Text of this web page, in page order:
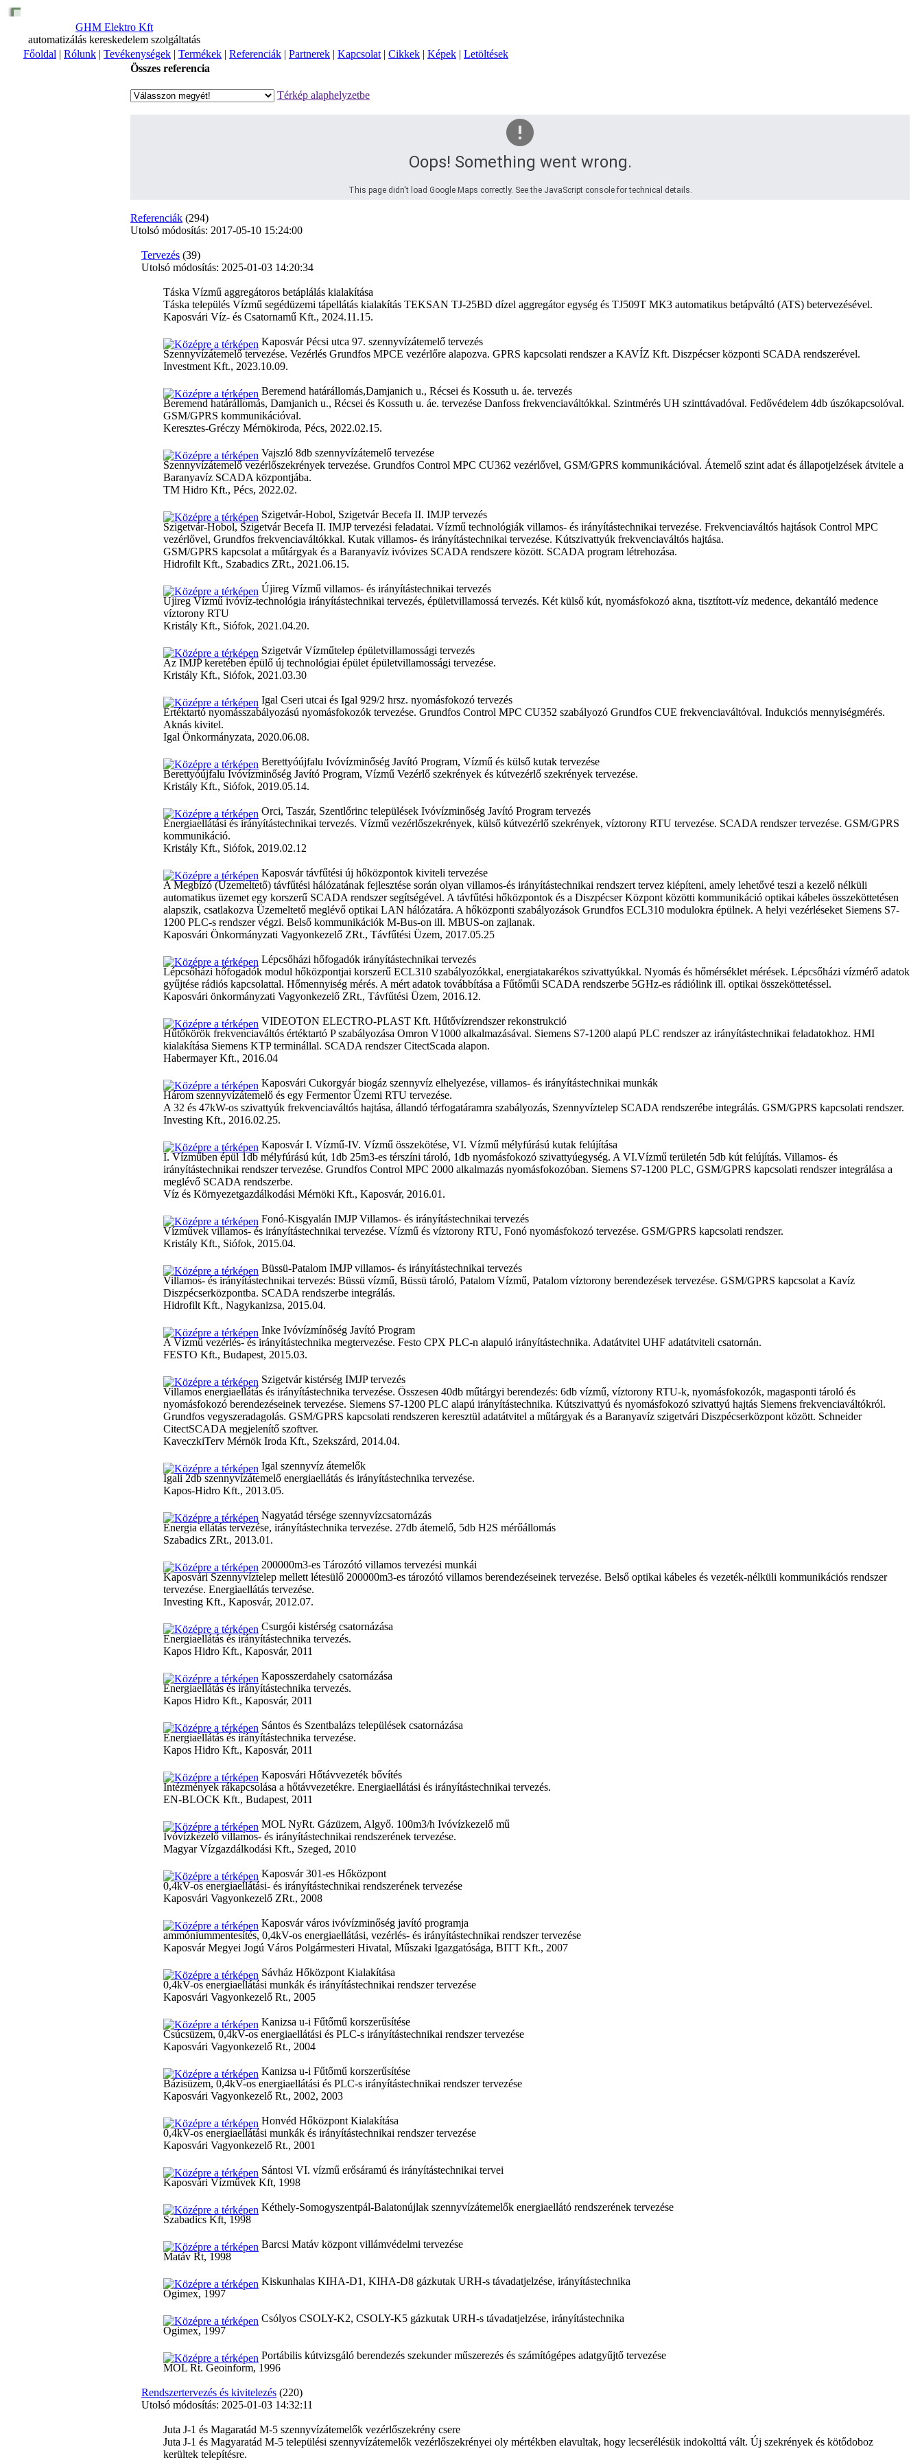
GHM Elektro Kft
automatizálás kereskedelem szolgáltatás
Főoldal | Rólunk | Tevékenységek | Termékek | Referenciák | Partnerek | Kapcsolat | Cikkek | Képek | Letöltések
Összes referencia
Térkép alaphelyzetbe
Oops! Something went wrong.
This page didn't load Google Maps correctly. See the JavaScript console for technical details.
Referenciák (294)
Utolsó módosítás: 2017-05-10 15:24:00
Tervezés (39)
Utolsó módosítás: 2025-01-03 14:20:34
Táska Vízmű aggregátoros betáplálás kialakítása
Táska település Vízmű segédüzemi tápellátás kialakítás TEKSAN TJ-25BD dízel aggregátor egység és TJ509T MK3 automatikus betápváltó (ATS) betervezésével.
Kaposvári Víz- és Csatornamű Kft., 2024.11.15.
Kaposvár Pécsi utca 97. szennyvízátemelő tervezés
Szennyvízátemelő tervezése. Vezérlés Grundfos MPCE vezérlőre alapozva. GPRS kapcsolati rendszer a KAVÍZ Kft. Diszpécser központi SCADA rendszerével.
Investment Kft., 2023.10.09.
Beremend határállomás,Damjanich u., Récsei és Kossuth u. áe. tervezés
Beremend határállomás, Damjanich u., Récsei és Kossuth u. áe. tervezése Danfoss frekvenciaváltókkal. Szintmérés UH szinttávadóval. Fedővédelem 4db úszókapcsolóval.
GSM/GPRS kommunikációval.
Keresztes-Gréczy Mérnökiroda, Pécs, 2022.02.15.
Vajszló 8db szennyvízátemelő tervezése
Szennyvízátemelő vezérlőszekrények tervezése. Grundfos Control MPC CU362 vezérlővel, GSM/GPRS kommunikációval. Átemelő szint adat és állapotjelzések átvitele a
Baranyavíz SCADA központjába.
TM Hidro Kft., Pécs, 2022.02.
Szigetvár-Hobol, Szigetvár Becefa II. IMJP tervezés
Szigetvár-Hobol, Szigetvár Becefa II. IMJP tervezési feladatai. Vízmű technológiák villamos- és irányítástechnikai tervezése. Frekvenciaváltós hajtások Control MPC
vezérlővel, Grundfos frekvenciaváltókkal. Kutak villamos- és irányítástechnikai tervezése. Kútszivattyúk frekvenciaváltós hajtása.
GSM/GPRS kapcsolat a műtárgyak és a Baranyavíz ivóvizes SCADA rendszere között. SCADA program létrehozása.
Hidrofilt Kft., Szabadics ZRt., 2021.06.15.
Újireg Vízmű villamos- és irányítástechnikai tervezés
Újireg Vízmű ivóvíz-technológia irányítástechnikai tervezés, épületvillamossá tervezés. Két külső kút, nyomásfokozó akna, tisztított-víz medence, dekantáló medence
víztorony RTU
Kristály Kft., Siófok, 2021.04.20.
Szigetvár Vízműtelep épületvillamossági tervezés
Az IMJP keretében épülő új technológiai épület épületvillamossági tervezése.
Kristály Kft., Siófok, 2021.03.30
Igal Cseri utcai és Igal 929/2 hrsz. nyomásfokozó tervezés
Értéktartó nyomásszabályozású nyomásfokozók tervezése. Grundfos Control MPC CU352 szabályozó Grundfos CUE frekvenciaváltóval. Indukciós mennyiségmérés.
Aknás kivitel.
Igal Önkormányzata, 2020.06.08.
Berettyóújfalu Ivóvízminőség Javító Program, Vízmű és külső kutak tervezése
Berettyóújfalu Ivóvízminőség Javító Program, Vízmű Vezérlő szekrények és kútvezérlő szekrények tervezése.
Kristály Kft., Siófok, 2019.05.14.
Orci, Taszár, Szentlőrinc települések Ivóvízminőség Javító Program tervezés
Energiaellátási és irányítástechnikai tervezés. Vízmű vezérlőszekrények, külső kútvezérlő szekrények, víztorony RTU tervezése. SCADA rendszer tervezése. GSM/GPRS
kommunikáció.
Kristály Kft., Siófok, 2019.02.12
Kaposvár távfűtési új hőközpontok kiviteli tervezése
A Megbízó (Üzemeltető) távfűtési hálózatának fejlesztése során olyan villamos-és irányítástechnikai rendszert tervez kiépíteni, amely lehetővé teszi a kezelő nélküli
automatikus üzemet egy korszerű SCADA rendszer segítségével. A távfűtési hőközpontok és a Diszpécser Központ közötti kommunikáció optikai kábeles összeköttetésen
alapszik, csatlakozva Üzemeltető meglévő optikai LAN hálózatára. A hőközponti szabályozások Grundfos ECL310 modulokra épülnek. A helyi vezérléseket Siemens S7-
1200 PLC-s rendszer végzi. Belső kommunikációk M-Bus-on ill. MBUS-on zajlanak.
Kaposvári Önkormányzati Vagyonkezelő ZRt., Távfűtési Üzem, 2017.05.25
Lépcsőházi hőfogadók irányítástechnikai tervezés
Lépcsőházi hőfogadók modul hőközpontjai korszerű ECL310 szabályozókkal, energiatakarékos szivattyúkkal. Nyomás és hőmérséklet mérések. Lépcsőházi vízmérő adatok
gyűjtése rádiós kapcsolattal. Hőmennyiség mérés. A mért adatok továbbítása a Fűtőműi SCADA rendszerbe 5GHz-es rádiólink ill. optikai összeköttetéssel.
Kaposvári önkormányzati Vagyonkezelő ZRt., Távfűtési Üzem, 2016.12.
VIDEOTON ELECTRO-PLAST Kft. Hűtővízrendszer rekonstrukció
Hűtőkörök frekvenciaváltós értéktartó P szabályozása Omron V1000 alkalmazásával. Siemens S7-1200 alapú PLC rendszer az irányítástechnikai feladatokhoz. HMI
kialakítása Siemens KTP terminállal. SCADA rendszer CitectScada alapon.
Habermayer Kft., 2016.04
Kaposvári Cukorgyár biogáz szennyvíz elhelyezése, villamos- és irányítástechnikai munkák
Három szennyvízátemelő és egy Fermentor Üzemi RTU tervezése.
A 32 és 47kW-os szivattyúk frekvenciaváltós hajtása, állandó térfogatáramra szabályozás, Szennyvíztelep SCADA rendszerébe integrálás. GSM/GPRS kapcsolati rendszer.
Investing Kft., 2016.02.25.
Kaposvár I. Vízmű-IV. Vízmű összekötése, VI. Vízmű mélyfúrású kutak felújítása
I. Vízműben épül 1db mélyfúrású kút, 1db 25m3-es térszíni tároló, 1db nyomásfokozó szivattyúegység. A VI.Vízmű területén 5db kút felújítás. Villamos- és
irányítástechnikai rendszer tervezése. Grundfos Control MPC 2000 alkalmazás nyomásfokozóban. Siemens S7-1200 PLC, GSM/GPRS kapcsolati rendszer integrálása a
meglévő SCADA rendszerbe.
Víz és Környezetgazdálkodási Mérnöki Kft., Kaposvár, 2016.01.
Fonó-Kisgyalán IMJP Villamos- és irányítástechnikai tervezés
Vízművek villamos- és irányítástechnikai tervezése. Vízmű és víztorony RTU, Fonó nyomásfokozó tervezése. GSM/GPRS kapcsolati rendszer.
Kristály Kft., Siófok, 2015.04.
Büssü-Patalom IMJP villamos- és irányítástechnikai tervezés
Villamos- és irányítástechnikai tervezés: Büssü vízmű, Büssü tároló, Patalom Vízmű, Patalom víztorony berendezések tervezése. GSM/GPRS kapcsolat a Kavíz
Diszpécserközpontba. SCADA rendszerbe integrálás.
Hidrofilt Kft., Nagykanizsa, 2015.04.
Inke Ivóvízmínőség Javító Program
A Vízmű vezérlés- és irányítástechnika megtervezése. Festo CPX PLC-n alapuló irányítástechnika. Adatátvitel UHF adatátviteli csatornán.
FESTO Kft., Budapest, 2015.03.
Szigetvár kistérség IMJP tervezés
Villamos energiaellátás és irányítástechnika tervezése. Összesen 40db műtárgyi berendezés: 6db vízmű, víztorony RTU-k, nyomásfokozók, magasponti tároló és
nyomásfokozó berendezéseinek tervezése. Siemens S7-1200 PLC alapú irányítástechnika. Kútszivattyú és nyomásfokozó szivattyú hajtás Siemens frekvenciaváltókról.
Grundfos vegyszeradagolás. GSM/GPRS kapcsolati rendszeren keresztül adatátvitel a műtárgyak és a Baranyavíz szigetvári Diszpécserközpont között. Schneider
CitectSCADA megjelenítő szoftver.
KaveczkiTerv Mérnök Iroda Kft., Szekszárd, 2014.04.
Igal szennyvíz átemelők
Igali 2db szennyvízátemelő energiaellátás és irányítástechnika tervezése.
Kapos-Hidro Kft., 2013.05.
Nagyatád térsége szennyvízcsatornázás
Energia ellátás tervezése, irányítástechnika tervezése. 27db átemelő, 5db H2S mérőállomás
Szabadics ZRt., 2013.01.
200000m3-es Tározótó villamos tervezési munkái
Kaposvári Szennyvíztelep mellett létesülő 200000m3-es tározótó villamos berendezéseinek tervezése. Belső optikai kábeles és vezeték-nélküli kommunikációs rendszer
tervezése. Energiaellátás tervezése.
Investing Kft., Kaposvár, 2012.07.
Csurgói kistérség csatornázása
Energiaellátás és irányítástechnika tervezés.
Kapos Hidro Kft., Kaposvár, 2011
Kaposszerdahely csatornázása
Energiaellátás és irányítástechnika tervezés.
Kapos Hidro Kft., Kaposvár, 2011
Sántos és Szentbalázs települések csatornázása
Energiaellátás és irányítástechnika tervezése.
Kapos Hidro Kft., Kaposvár, 2011
Kaposvári Hőtávvezeték bővítés
Intézmények rákapcsolása a hőtávvezetékre. Energiaellátási és irányítástechnikai tervezés.
EN-BLOCK Kft., Budapest, 2011
MOL NyRt. Gázüzem, Algyő. 100m3/h Ivóvízkezelő mű
Ivóvízkezelő villamos- és irányítástechnikai rendszerének tervezése.
Magyar Vízgazdálkodási Kft., Szeged, 2010
Kaposvár 301-es Hőközpont
0,4kV-os energiaellátási- és irányítástechnikai rendszerének tervezése
Kaposvári Vagyonkezelő ZRt., 2008
Kaposvár város ivóvízminőség javító programja
ammóniummentesítés, 0,4kV-os energiaellátási, vezérlés- és irányítástechnikai rendszer tervezése
Kaposvár Megyei Jogú Város Polgármesteri Hivatal, Műszaki Igazgatósága, BITT Kft., 2007
Sávház Hőközpont Kialakítása
0,4kV-os energiaellátási munkák és irányítástechnikai rendszer tervezése
Kaposvári Vagyonkezelő Rt., 2005
Kanizsa u-i Fűtőmű korszerűsítése
Csúcsüzem, 0,4kV-os energiaellátási és PLC-s irányítástechnikai rendszer tervezése
Kaposvári Vagyonkezelő Rt., 2004
Kanizsa u-i Fűtőmű korszerűsítése
Bázisüzem, 0,4kV-os energiaellátási és PLC-s irányítástechnikai rendszer tervezése
Kaposvári Vagyonkezelő Rt., 2002, 2003
Honvéd Hőközpont Kialakítása
0,4kV-os energiaellátási munkák és irányítástechnikai rendszer tervezése
Kaposvári Vagyonkezelő Rt., 2001
Sántosi VI. vízmű erősáramú és irányítástechnikai tervei
Kaposvári Vízművek Kft, 1998
Kéthely-Somogyszentpál-Balatonújlak szennyvízátemelők energiaellátó rendszerének tervezése
Szabadics Kft, 1998
Barcsi Matáv központ villámvédelmi tervezése
Matáv Rt, 1998
Kiskunhalas KIHA-D1, KIHA-D8 gázkutak URH-s távadatjelzése, irányítástechnika
Ogimex, 1997
Csólyos CSOLY-K2, CSOLY-K5 gázkutak URH-s távadatjelzése, irányítástechnika
Ogimex, 1997
Portábilis kútvizsgáló berendezés szekunder műszerezés és számítógépes adatgyűjtő tervezése
MOL Rt. Geoinform, 1996
Rendszertervezés és kivitelezés (220)
Utolsó módosítás: 2025-01-03 14:32:11
Juta J-1 és Magaratád M-5 szennyvízátemelők vezérlőszekrény csere
Juta J-1 és Magyaratád M-5 települési szennyvízátemelők vezérlőszekrényei oly mértékben elavultak, hogy lecserélésük indokolttá vált. Új szekrények és kötődoboz
kerültek telepítésre.